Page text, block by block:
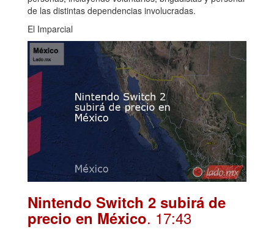
de las distintas dependencias involucradas.
El Imparcial
Nintendo Switch 2 subirá de
precio en México. 17:43